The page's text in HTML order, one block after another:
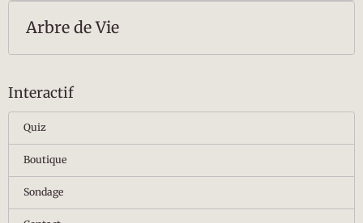
Arbre de Vie
Interactif
Quiz
Boutique
Sondage